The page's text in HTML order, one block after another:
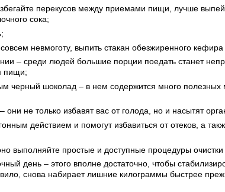
перекусов между приемами пищи, лучше
сока;
невмоготу, выпить стакан обезжиренного
– среди людей большие порции поедать станет
пищи;
черный шоколад – в нем содержится много
не только избавят вас от голода, но и насытят
действием и помогут избавиться от отеков, а
выполняйте простые и доступные процедуры очистки
день – этого вполне достаточно, чтобы
снова набирает лишние килограммы быстрее